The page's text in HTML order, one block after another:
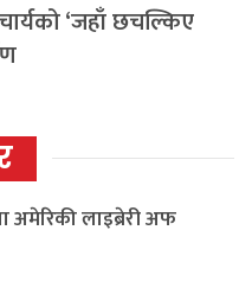
‘जहाँ छचल्किए
अमेरिकी लाइब्रेरी अफ